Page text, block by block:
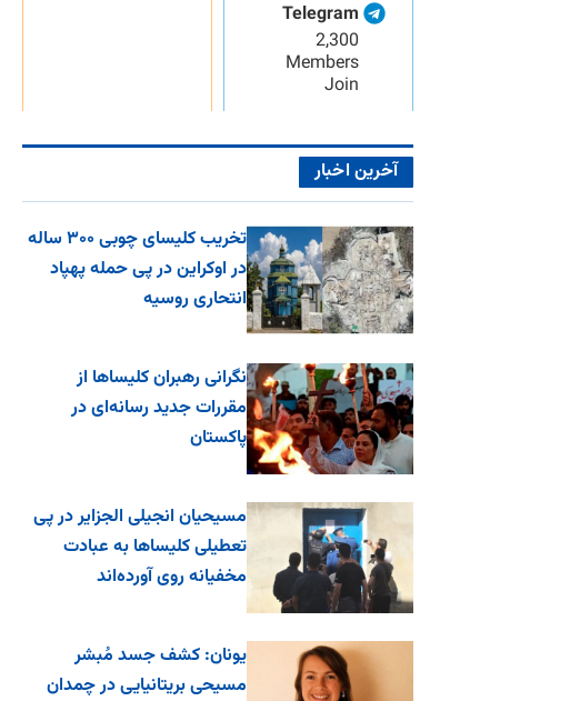
Telegram
2,300
Members
Join
آخرین اخبار
تخریب کلیسای چوبی ۳۰۰ ساله
در اوکراین در پی حمله پهپاد
انتحاری روسیه
نگرانی رهبران کلیساها از
مقررات جدید رسانه‌ای در
پاکستان
مسیحیان انجیلی الجزایر در پی
تعطیلی کلیساها به عبادت
مخفیانه روی آورده‌اند
یونان: کشف جسد مُبشر
مسیحی بریتانیایی در چمدان